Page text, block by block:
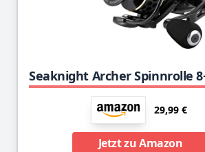
29,99 €
Jetzt zu Amazon